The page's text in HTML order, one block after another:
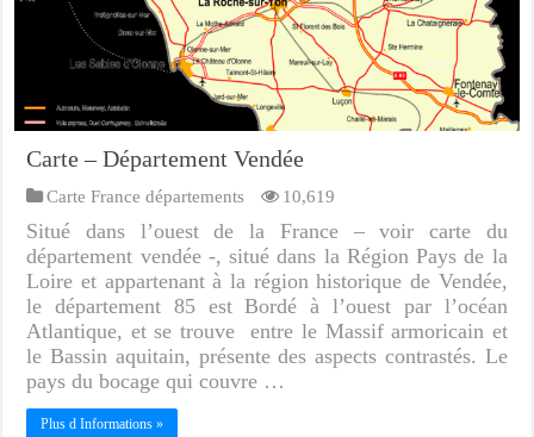
Carte – Département Vendée
Carte France départements 10,619
Situé dans l’ouest de la France – voir carte du
département vendée -, situé dans la Région Pays de la
Loire et appartenant à la région historique de Vendée,
le département 85 est Bordé à l’ouest par l’océan
Atlantique, et se trouve entre le Massif armoricain et
le Bassin aquitain, présente des aspects contrastés. Le
pays du bocage qui couvre …
Plus d Informations »